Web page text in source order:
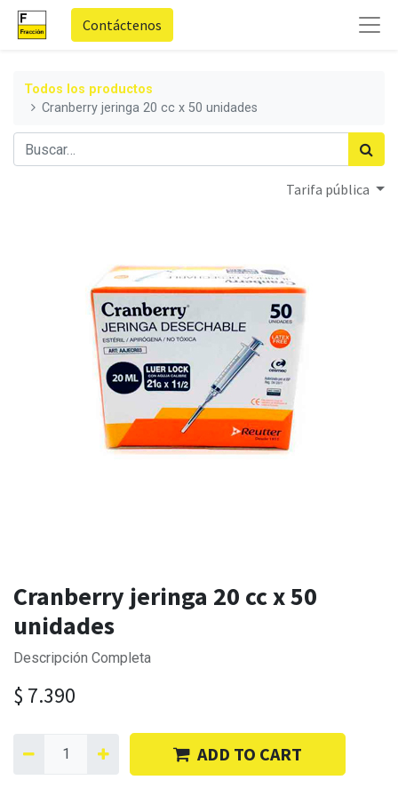
Contáctenos
Todos los productos
Cranberry jeringa 20 cc x 50 unidades
Tarifa pública
Cranberry jeringa 20 cc x 50
unidades
Descripción Completa
$ 7.390
ADD TO CART